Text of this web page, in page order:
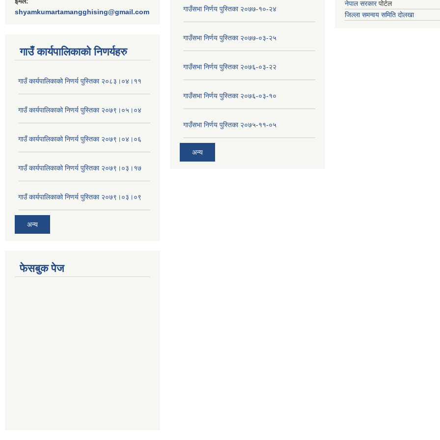
shyamkumartamangghising@gmail.com
गाउँ कार्यपालिकाकाे निणर्यहरु
गाउँ कार्यपालिकाको निणर्य पुस्तिका २०८३।०४।११
गाउँ कार्यपालिकाको निणर्य पुस्तिका २०७९।०५।०४
गाउँ कार्यपालिकाको निणर्य पुस्तिका २०७९।०४।०६
गाउँ कार्यपालिकाको निणर्य पुस्तिका २०७९।०३।१७
गाउँ कार्यपालिकाको निणर्य पुस्तिका २०७९।०३।०९
अन्य
गाउँसभा निर्णय पुस्तिका २०७७-१०-२४
गाउँसभा निर्णय पुस्तिका २०७७-०३-२५
गाउँसभा निर्णय पुस्तिका २०७६-०३-२२
गाउँसभा निर्णय पुस्तिका २०७६-०३-१०
गाउँसभा निर्णय पुस्तिका २०७५-११-०५
अन्य
नेपाल सरकारपोर्टल
जिल्ला समन्वय समिति दोलखा
फेसबुक पेज